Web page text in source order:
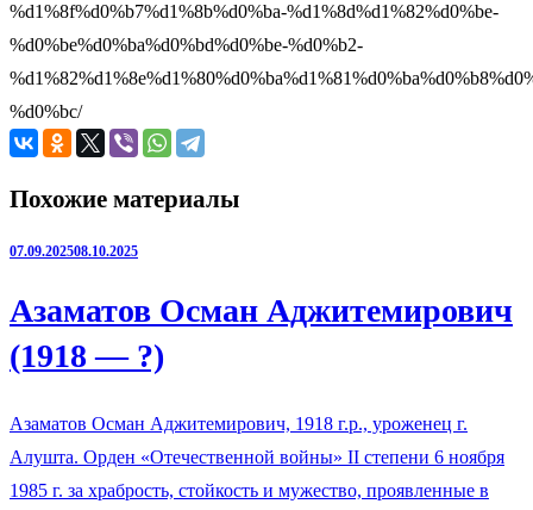
%d1%8f%d0%b7%d1%8b%d0%ba-%d1%8d%d1%82%d0%be-
%d0%be%d0%ba%d0%bd%d0%be-%d0%b2-
%d0%bc/
Похожие материалы
07.09.202508.10.2025
Азаматов Осман Аджитемирович
(1918 — ?)
Азаматов Осман Аджитемирович, 1918 г.р., уроженец г.
Алушта. Орден «Отечественной войны» II степени 6 ноября
1985 г. за храбрость, стойкость и мужество, проявленные в